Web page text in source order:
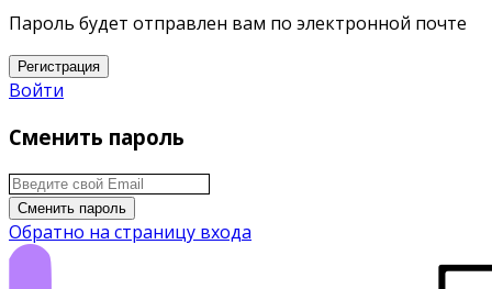
Пароль будет отправлен вам по электронной почте
Регистрация
Войти
Сменить пароль
Сменить пароль
Обратно на страницу входа